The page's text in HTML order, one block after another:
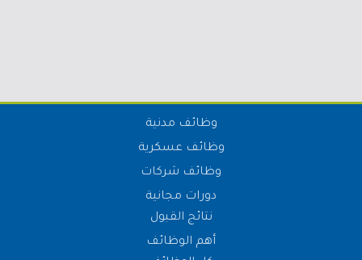
وظائف مدنية
وظائف عسكرية
وظائف شركات
دورات مجانية
نتائج القبول
أهم الوظائف